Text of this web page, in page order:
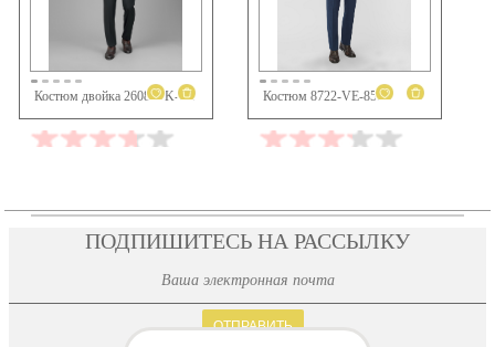
Костюм двойка 2608-VK-60M черн Костюм 8722-VE-85S
ПОДПИШИТЕСЬ НА РАССЫЛКУ
ОТПРАВИТЬ